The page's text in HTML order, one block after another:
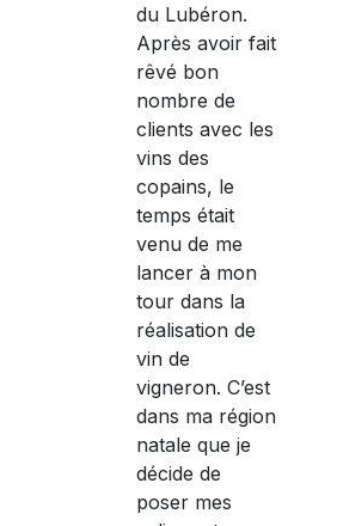
du Lubéron.
Après avoir fait
rêvé bon
nombre de
clients avec les
vins des
copains, le
temps était
venu de me
lancer à mon
tour dans la
réalisation de
vin de
vigneron. C’est
dans ma région
natale que je
décide de
poser mes